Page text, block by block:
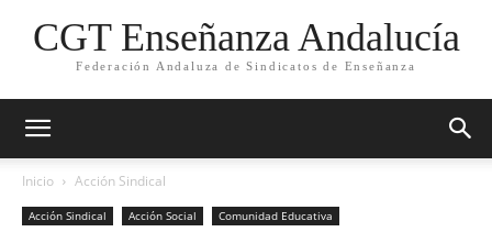
CGT Enseñanza Andalucía
Federación Andaluza de Sindicatos de Enseñanza
Inicio Acción Sindical
Acción Sindical Acción Social Comunidad Educativa